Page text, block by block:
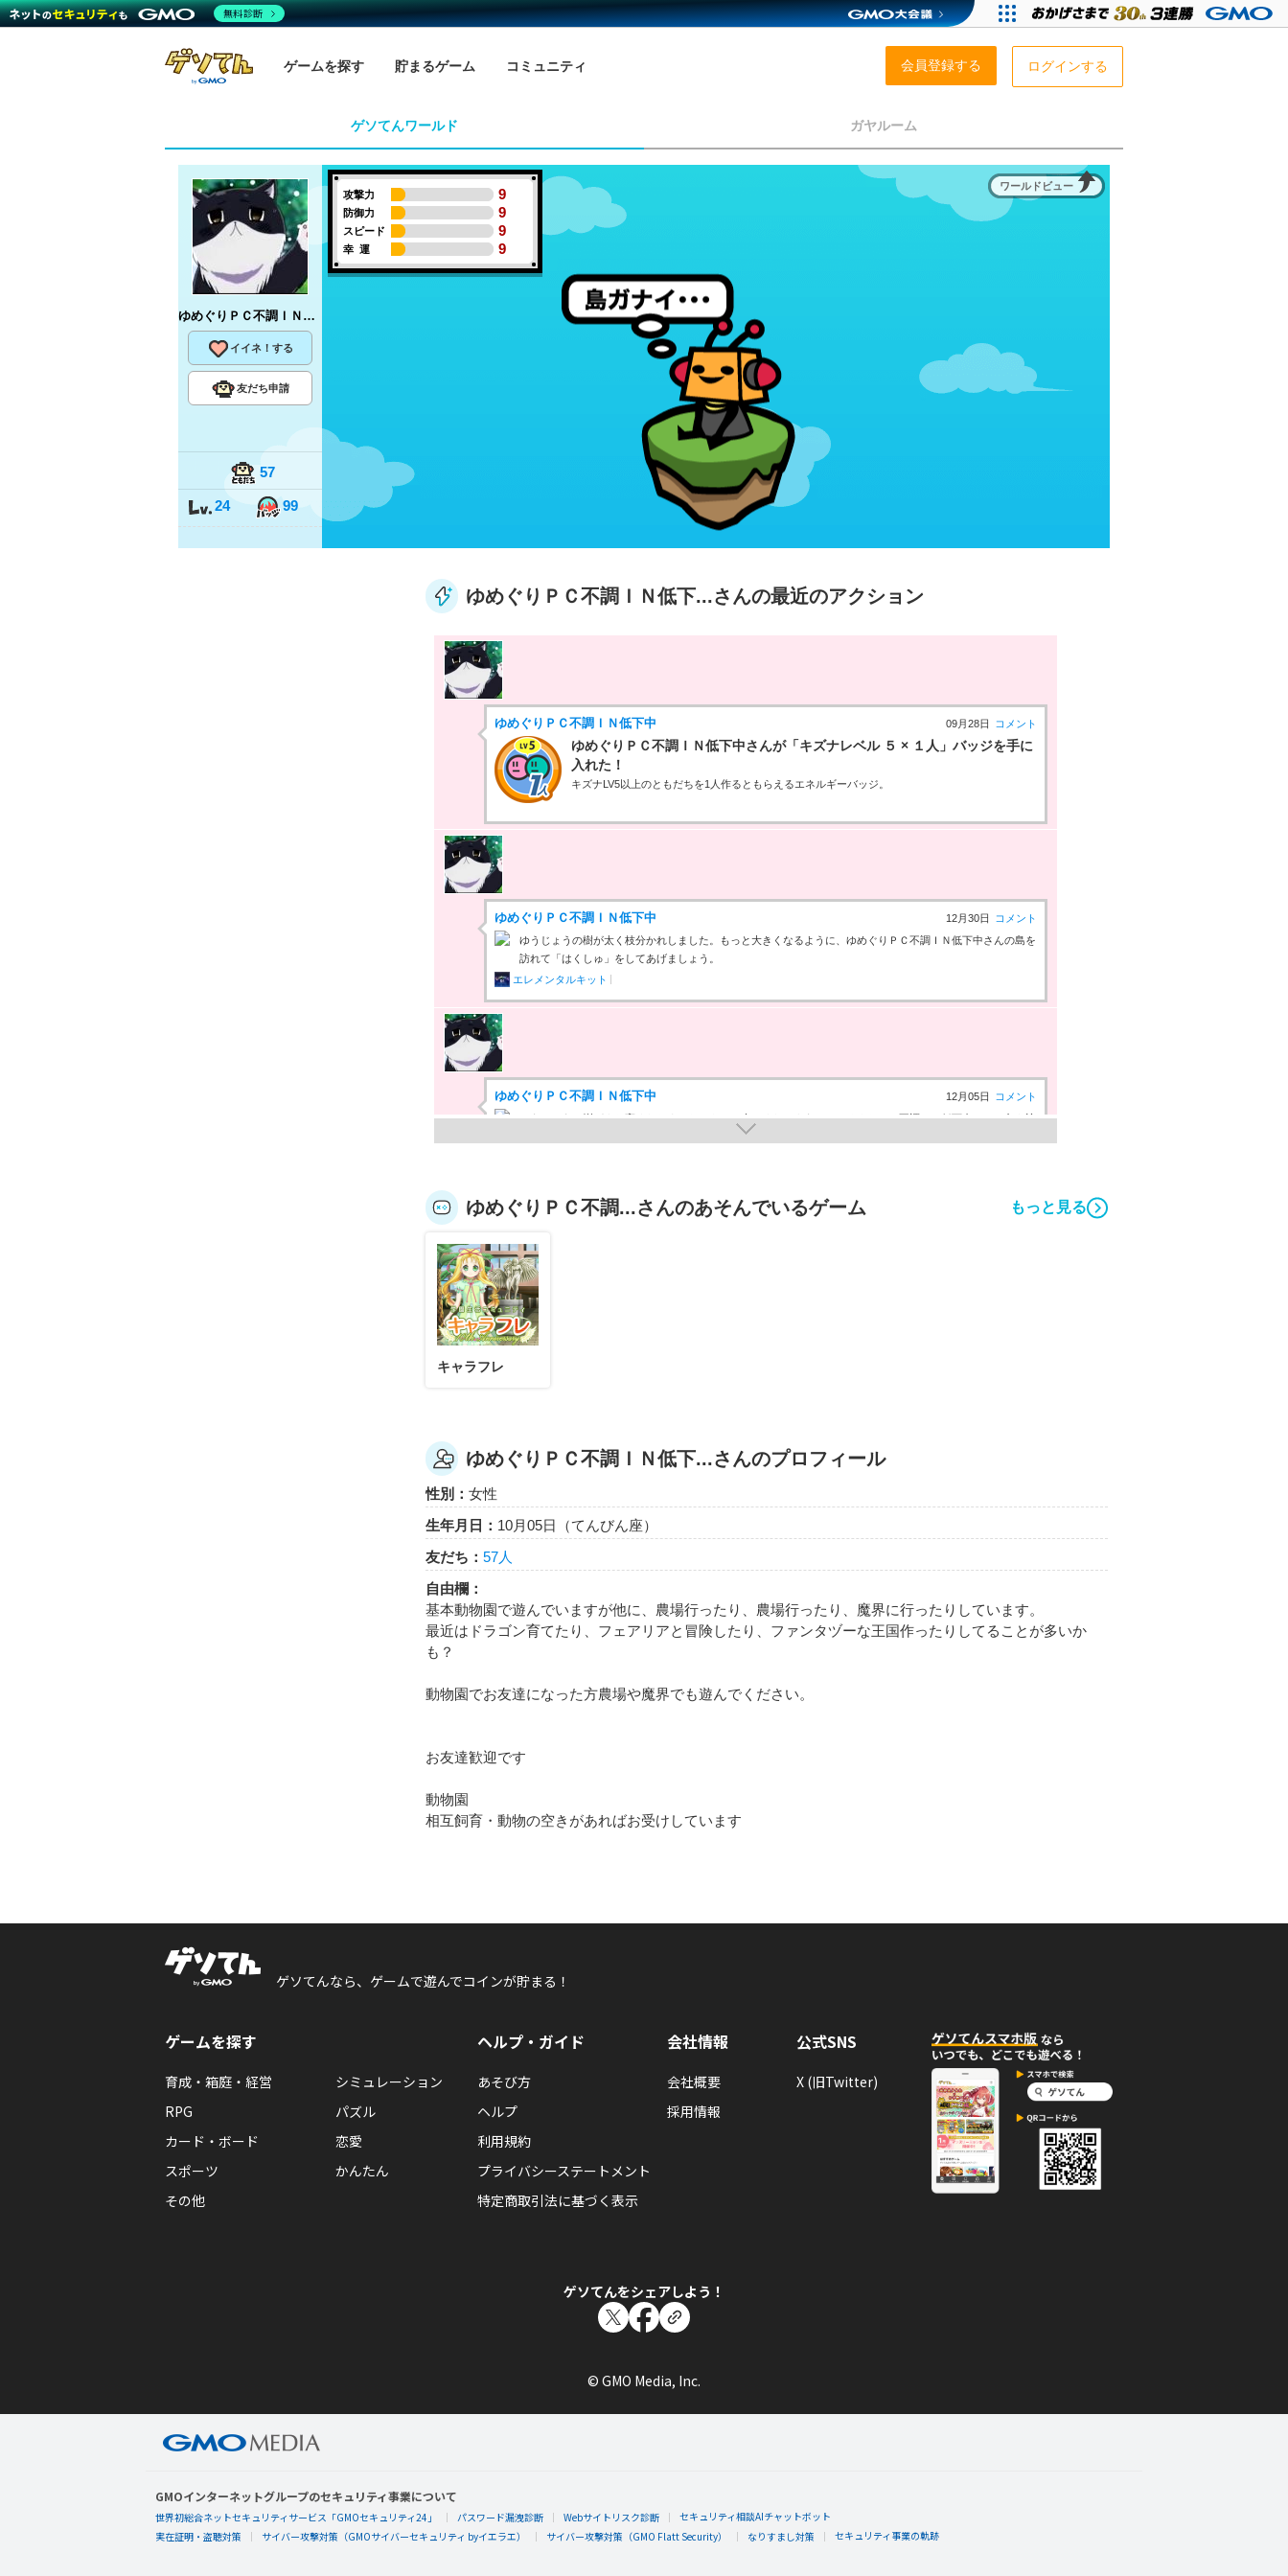
ゲームを探す 貯まるゲーム コミュニティ 会員登録する ログインする
ゲソてんワールド ガヤルーム
ゆめぐりＰＣ不調ＩＮ低下中
イイネ！する
友だち申請
57
24 99
ワールドビュー
攻撃力 9
防御力 9
スピード 9
幸 運 9
ゆめぐりＰＣ不調ＩＮ低下...さんの最近のアクション
ゆめぐりＰＣ不調ＩＮ低下中 09月28日 コメント
ゆめぐりＰＣ不調ＩＮ低下中さんが「キズナレベル ５ × １人」バッジを手に
入れた！
キズナLV5以上のともだちを1人作るともらえるエネルギーバッジ。
ゆめぐりＰＣ不調ＩＮ低下中 12月30日
コメント
ゆうじょうの樹が太く枝分かれしました。もっと大きくなるように、ゆめぐりＰＣ不調ＩＮ低下中さんの島を
訪れて「はくしゅ」をしてあげましょう。
エレメンタルキット
ゆめぐりＰＣ不調ＩＮ低下中 12月05日
コメント
ゆうじょうの樹がより高くなりました。もっと大きくなるように、ゆめぐりＰＣ不調ＩＮ低下中さんの島を訪
ゆめぐりＰＣ不調ＩＮ低下中
ゆめぐりＰＣ不調ＩＮ低下中
れて「はくしゅ」をしてあげましょう。
エレメンタルキット
訪れて「はくしゅ」をしてあげましょう。
ゆめぐりＰＣ不調ＩＮ低下中
れて「はくしゅ」をしてあげましょう。
ゆめぐりＰＣ不調ＩＮ低下中 09月04日
ゆうじょうの樹にグンと葉が増えました。もっと大きくなるように、ゆめぐりＰＣ不調ＩＮ低下中さんの島を
ゆうじょうの樹の幹が更に太くなりました。もっと大きくなるように、ゆめぐりＰＣ不調ＩＮ低下中さんの島
ゆめぐりＰＣ不調...さんのあそんでいるゲーム もっと見る
キャラフレ
ゆめぐりＰＣ不調ＩＮ低下...さんのプロフィール
性別： 女性
生年月日： 10月05日（てんびん座）
友だち： 57人
自由欄：
基本動物園で遊んでいますが他に、農場行ったり、農場行ったり、魔界に行ったりしています。
最近はドラゴン育てたり、フェアリアと冒険したり、ファンタヅーな王国作ったりしてることが多いか
も？
動物園でお友達になった方農場や魔界でも遊んでください。
お友達歓迎です
動物園
相互飼育・動物の空きがあればお受けしています
農場
ん。
いたずらＯＫただ猛獣は持っていかないで。盗みもダメ。
始めたばかりでろくにイタズラもできませんがそれでもよければ
全てのゲームで放置期間の長い方、ゲームでの交流の無い方は友達解除させていただきます。
ゲソてんなら、ゲームで遊んでコインが貯まる！
ゲームを探す
育成・箱庭・経営
シミュレーション
RPG
パズル
カード・ボード
恋愛
スポーツ
かんたん
その他
ヘルプ・ガイド
あそび方
ヘルプ
利用規約
プライバシーステートメント
特定商取引法に基づく表示
会社情報
会社概要
採用情報
公式SNS
X (旧Twitter)
ゲソてんをシェアしよう！
© GMO Media, Inc.
GMOインターネットグループのセキュリティ事業について
世界初総合ネットセキュリティサービス「GMOセキュリティ24」 パスワード漏洩診断 Webサイトリスク診断
セキュリティ相談AIチャットボット
実在証明・盗聴対策
サイバー攻撃対策（GMOサイバーセキュリティ byイエラエ） サイバー攻撃対策（GMO Flatt Security） なりすまし対策 セキュリティ事業の軌跡
無料診断